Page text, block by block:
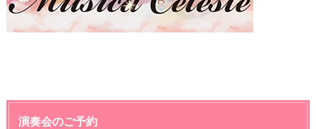
演奏会のご予約